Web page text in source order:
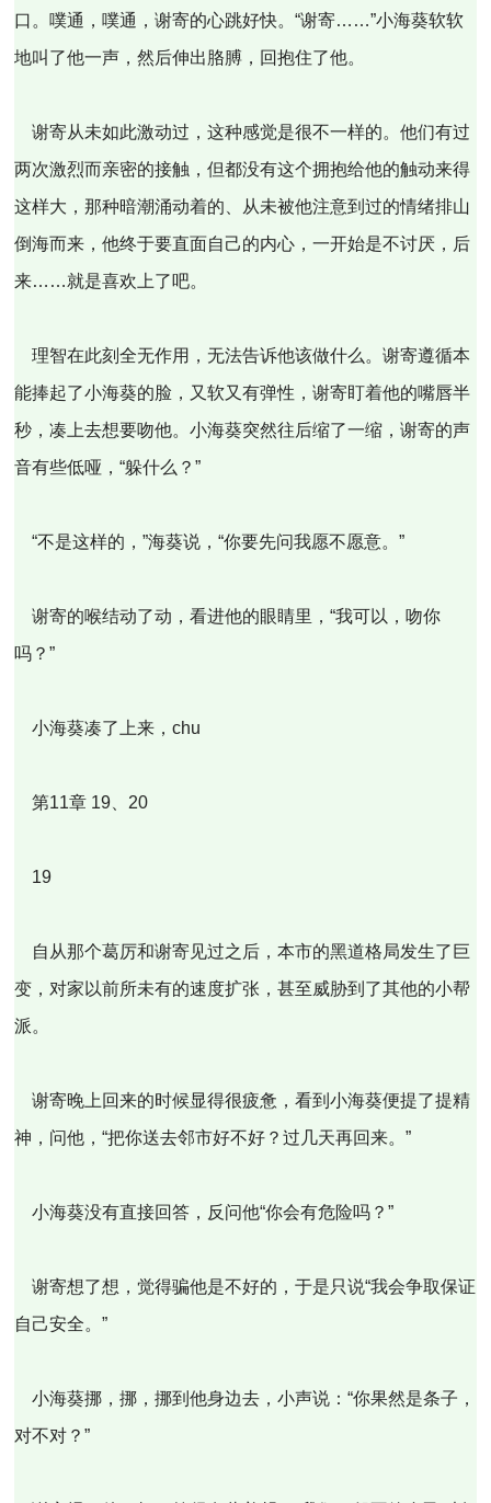
口。噗通，噗通，谢寄的心跳好快。“谢寄……”小海葵软软
地叫了他一声，然后伸出胳膊，回抱住了他。
谢寄从未如此激动过，这种感觉是很不一样的。他们有过
两次激烈而亲密的接触，但都没有这个拥抱给他的触动来得
这样大，那种暗潮涌动着的、从未被他注意到过的情绪排山
倒海而来，他终于要直面自己的内心，一开始是不讨厌，后
来……就是喜欢上了吧。
理智在此刻全无作用，无法告诉他该做什么。谢寄遵循本
能捧起了小海葵的脸，又软又有弹性，谢寄盯着他的嘴唇半
秒，凑上去想要吻他。小海葵突然往后缩了一缩，谢寄的声
音有些低哑，“躲什么？”
“不是这样的，”海葵说，“你要先问我愿不愿意。”
谢寄的喉结动了动，看进他的眼睛里，“我可以，吻你
吗？”
小海葵凑了上来，chu
第11章 19、20
19
自从那个葛厉和谢寄见过之后，本市的黑道格局发生了巨
变，对家以前所未有的速度扩张，甚至威胁到了其他的小帮
派。
谢寄晚上回来的时候显得很疲惫，看到小海葵便提了提精
神，问他，“把你送去邻市好不好？过几天再回来。”
小海葵没有直接回答，反问他“你会有危险吗？”
谢寄想了想，觉得骗他是不好的，于是只说“我会争取保证
自己安全。”
小海葵挪，挪，挪到他身边去，小声说：“你果然是条子，
对不对？”